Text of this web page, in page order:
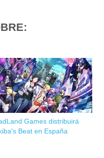
Games distribuirá
Beat en España